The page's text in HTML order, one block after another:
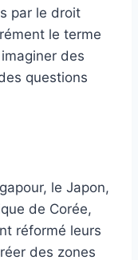
par le droit
le terme
des
questions
le Japon,
de Corée,
réformé leurs
des zones